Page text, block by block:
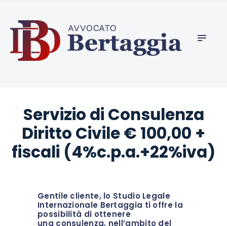
studio legale bertaggia, avvocato penalista ed
apertura società estere
DIFESA PENALE
INTERNAZIONALE
GIURISDIZIONI
APERTURA CONTI
ESTERI
INTERNAZIONALE
BERTAGGIA
Servizio di Consulenza
Diritto Civile € 100,00 +
fiscali (4%c.p.a.+22%iva)
Gentile cliente, lo Studio Legale
Internazionale Bertaggia ti offre la
possibilità di ottenere
una consulenza, nell’ambito del